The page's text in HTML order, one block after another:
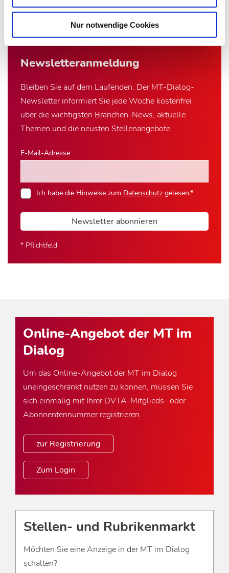
Nur notwendige Cookies
Newsletter­anmeldung
Bleiben Sie auf dem Laufenden. Der MT-Dialog-
Newsletter informiert Sie jede Woche kostenfrei
über die wichtigsten Branchen-News, aktuelle
Themen und die neusten Stellenangebote.
E-Mail-Adresse
Ich habe die Hinweise zum Datenschutzgelesen.*
Newsletter abonnieren
* Pflichtfeld
Online-Angebot der MT im
Dialog
Um das Online-Angebot der MT im Dialog
uneingeschränkt nutzen zu können, müssen Sie
sich einmalig mit Ihrer DVTA-Mitglieds- oder
Abonnentennummer registrieren.
zur Registrierung
Zum Login
Stellen- und Rubrikenmarkt
Möchten Sie eine Anzeige in der MT im Dialog
schalten?